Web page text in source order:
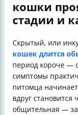
кошки
стадии и
Скрытый, или
кошек длится
период короче —
симптомы
питомца
вдруг
общительная —